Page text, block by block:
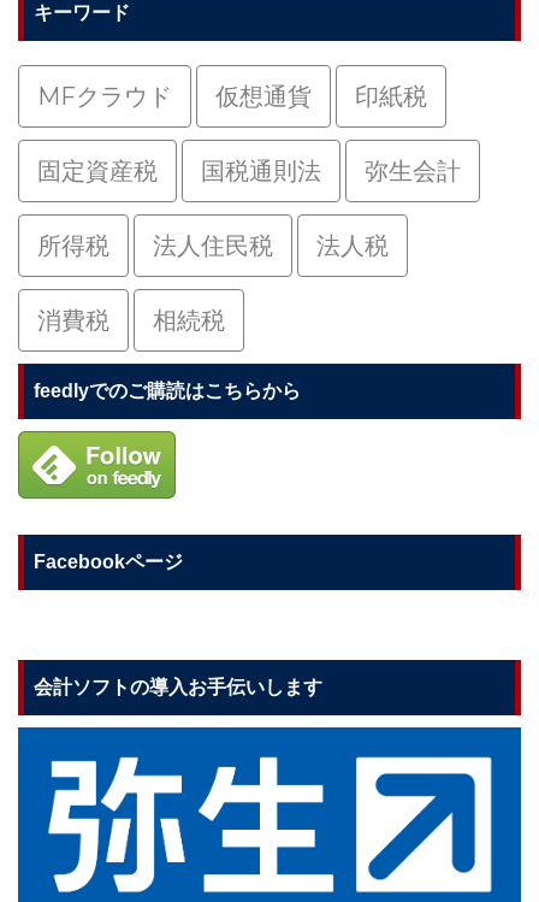
キーワード
MFクラウド 仮想通貨 印紙税
固定資産税 国税通則法 弥生会計
所得税 法人住民税 法人税
消費税 相続税
feedlyでのご購読はこちらから
Facebookページ
会計ソフトの導入お手伝いします